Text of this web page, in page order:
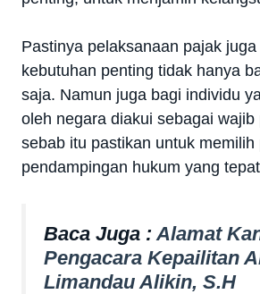
Pastinya pelaksanaan pajak
kebutuhan penting tidak hanya
saja. Namun juga bagi individu
oleh negara diakui sebagai wajib
sebab itu pastikan untuk memilih
pendampingan hukum yang
Baca Juga : Alamat
Pengacara Kepailitan
Limandau Alikin, S.H